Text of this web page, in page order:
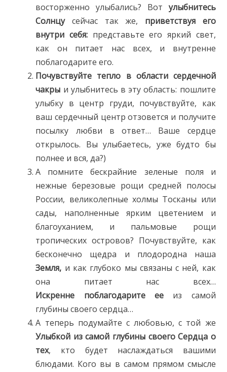
восторженно улыбались? Вот улыбнитесь
Солнцусейчас так же, приветствуя его
внутри себя: представьте его яркий свет,
как он питает нас всех, и внутренне
поблагодарите его.
Почувствуйте тепло в области сердечной
чакры и улыбнитесь в эту область: пошлите
улыбку в центр груди, почувствуйте, как
ваш сердечный центр отзовется и получите
посылку любви в ответ… Ваше сердце
открылось. Вы улыбаетесь, уже будто бы
полнее и вся, да?)
А помните бескрайние зеленые поля и
нежные березовые рощи средней полосы
России, великолепные холмы Тосканы или
сады, наполненные ярким цветением и
благоуханием, и пальмовые рощи
тропических островов? Почувствуйте, как
бесконечно щедра и плодородна наша
Земля, и как глубоко мы связаны с ней, как
она питает нас всех…
Искренне
поблагодарите ее из самой
глубины своего сердца…
А теперь подумайте с любовью, с той же
Улыбкой из самой глубины своего Сердца о
тех, кто будет наслаждаться вашими
блюдами. Кого вы в самом прямом смысле